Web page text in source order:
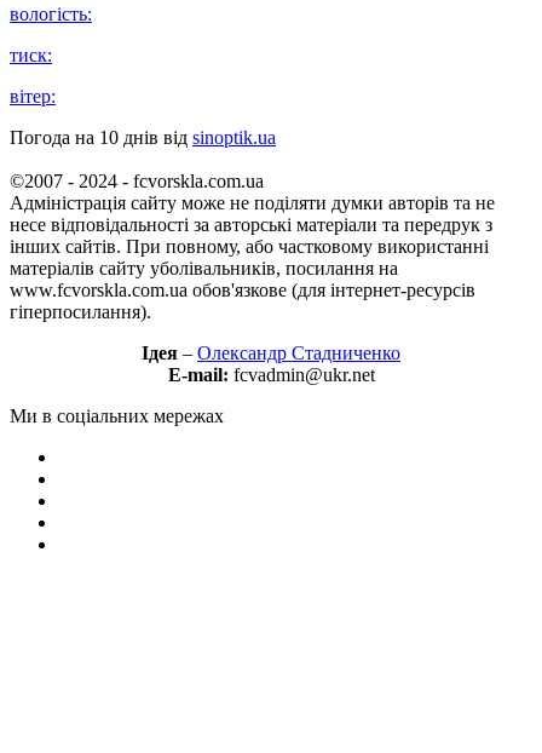
вологість:
тиск:
вітер:
Погода на 10 днів від sinoptik.ua
©2007 - 2024 - fcvorskla.com.ua
Адміністрація сайту може не поділяти думки авторів та не
несе відповідальності за авторські матеріали та передрук з
інших сайтів. При повному, або частковому використанні
матеріалів сайту уболівальників, посилання на
www.fcvorskla.com.ua обов'язкове (для інтернет-ресурсів
гіперпосилання).
Ідея – Олександр Стадниченко
E-mail: fcvadmin@ukr.net
Ми в соціальних мережах